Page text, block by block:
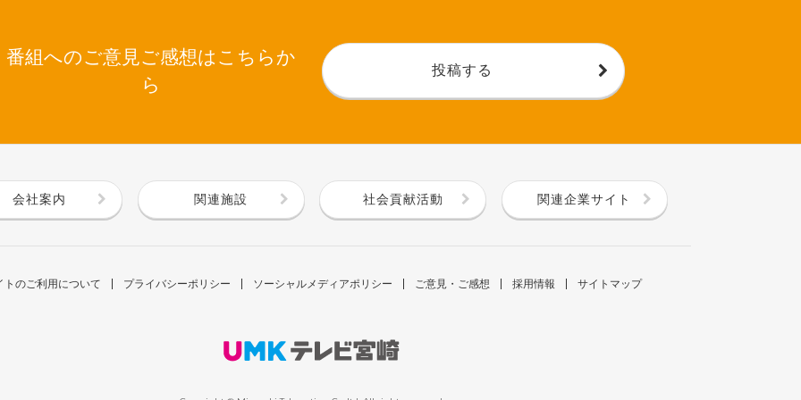
番組へのご意見ご感想はこちらか
ら
投稿する
会社案内 関連施設 社会貢献活動 関連企業サイト
トのご利用について プライバシーポリシー ソーシャルメディアポリシー ご意見・ご感想 採用情報 サイトマップ